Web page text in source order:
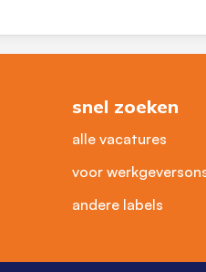
snel zoeken
alle vacatures
voor werkgevers
andere labels